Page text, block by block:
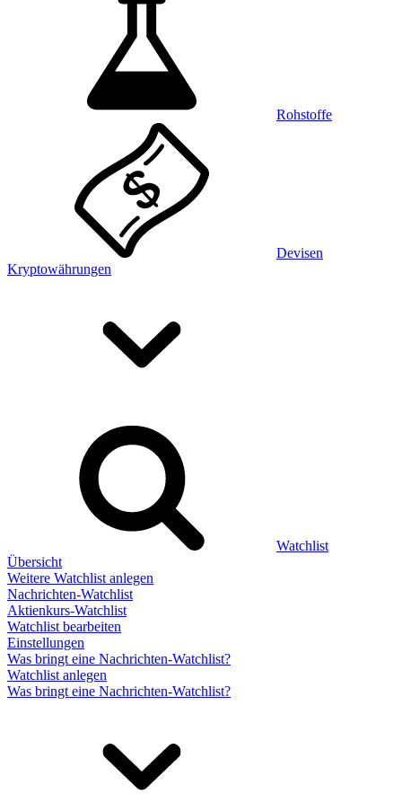
Rohstoffe
Devisen
Kryptowährungen
Watchlist
Übersicht
Weitere Watchlist anlegen
Nachrichten-Watchlist
Aktienkurs-Watchlist
Watchlist bearbeiten
Einstellungen
Was bringt eine Nachrichten-Watchlist?
Watchlist anlegen
Was bringt eine Nachrichten-Watchlist?